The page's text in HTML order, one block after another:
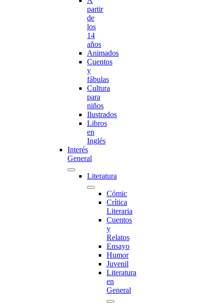
partir
de
los
14
años
Animados
Cuentos
y
fábulas
Cultura
para
niños
Ilustrados
Libros
en
Inglés
Interés
General
Literatura
Cómic
Crítica
Literaria
Cuentos
y
Relatos
Ensayo
Humor
Juvenil
Literatura
en
General